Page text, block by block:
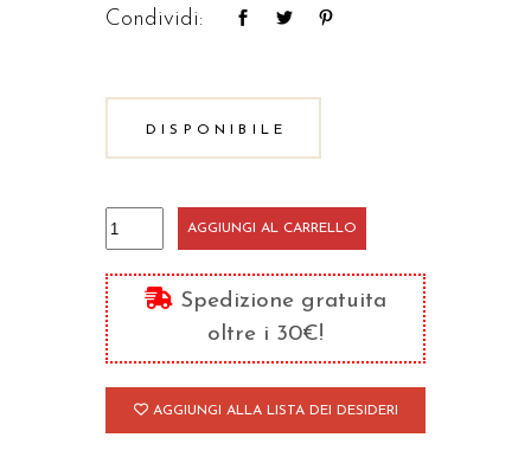
Condividi:
DISPONIBILE
Colloqui
quantità
AGGIUNGI AL CARRELLO
Spedizione gratuita
oltre i 30€!
AGGIUNGI ALLA LISTA DEI DESIDERI